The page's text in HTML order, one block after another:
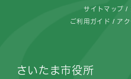
サイトマップ
ご利用ガイド ア
さいたま市役所